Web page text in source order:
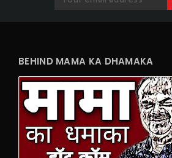
BEHIND MAMA KA DHAMAKA